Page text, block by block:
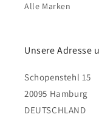
Alle Marken
Unsere Adresse
Schopenstehl 15
20095 Hamburg
DEUTSCHLAND